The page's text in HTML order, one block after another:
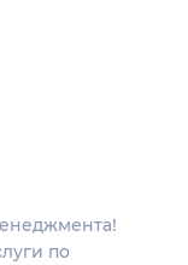
по